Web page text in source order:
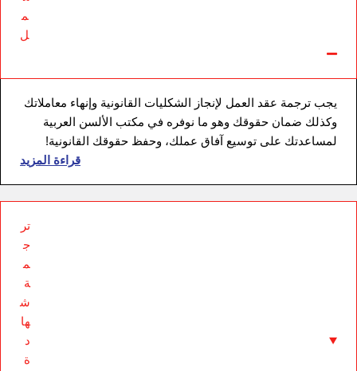
م
ل
يجب ترجمة عقد العمل لإنجاز الشكليات القانونية وإنهاء معاملاتك
وكذلك ضمان حقوقك وهو ما نوفره في مكتب الألسن العربية
لمساعدتك على توسيع آفاق عملك، وحفظ حقوقك القانونية!
قراءة المزيد
تر
ج
م
ة
ش
ها
د
ة